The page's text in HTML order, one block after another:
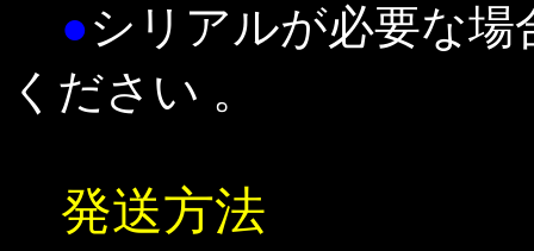
●シリアルが必要な
ください 。
発送方法